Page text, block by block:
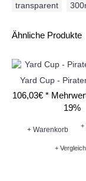
transparent
Ähnliche Produkte
Yard Cup -
106,03€ *
19%
+ Warenkorb +
+ Vergleich